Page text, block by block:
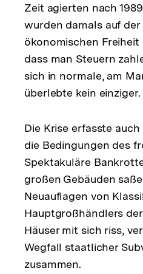
Zeit agierten nach
wurden damals auf
ökonomischen
dass man Steuern
sich in normale, am
überlebte kein einziger.
Die Krise erfasste
die Bedingungen des
Spektakuläre
großen Gebäuden
Neuauflagen von
Hauptgroßhändlers
Häuser mit sich riss,
Wegfall staatlicher
zusammen.